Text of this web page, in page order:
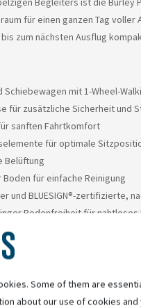
für einen ganzen Tag voller
zum nächsten Ausflug
Schiebewagen mit 1-Wheel-
für zusätzliche Sicherheit und
sanften Fahrtkomfort
für optimale
Belüftung
für einfache Reinigung
und BLUESIGN®-zertifizierte,
Bodenfreiheit für nahtloses
kompakte Lagerung und
Haken oder scharfe Kanten
zum schnellen Abnehmen
Some of them are
about our use of cookies and